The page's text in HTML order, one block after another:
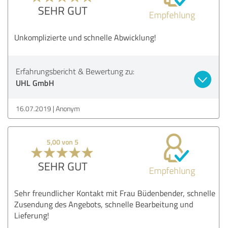
SEHR GUT Empfehlung
Unkomplizierte und schnelle Abwicklung!
Erfahrungsbericht & Bewertung zu:
UHL GmbH
16.07.2019 Anonym
5,00 von 5
SEHR GUT Empfehlung
Sehr freundlicher Kontakt mit Frau Büdenbender, schnelle
Zusendung des Angebots, schnelle Bearbeitung und
Lieferung!